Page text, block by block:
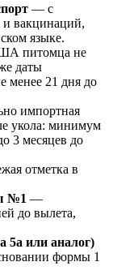
— с
и вакцинаций,
языке.
питомца не
даты
менее 21 дня до
импортная
укола: минимум
3 месяцев до
отметка в
№1 —
до вылета,
5а или аналог)
формы 1